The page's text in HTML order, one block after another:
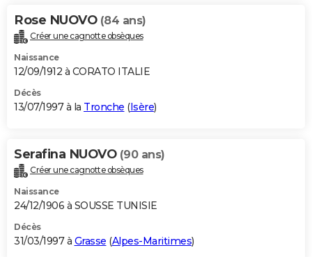
Rose NUOVO (84 ans)
Créer une cagnotte obsèques
Naissance
12/09/1912 à CORATO ITALIE
Décès
13/07/1997 à la Tronche (Isère)
Serafina NUOVO (90 ans)
Créer une cagnotte obsèques
Naissance
24/12/1906 à SOUSSE TUNISIE
Décès
31/03/1997 à Grasse (Alpes-Maritimes)